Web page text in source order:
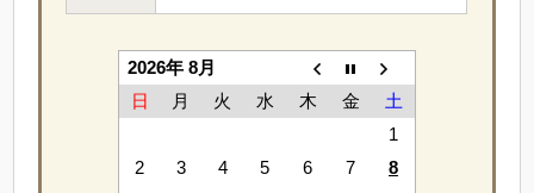
2026年 8月
日
月 火 水 木 金
土
1
2
3 4 5 6 7
8